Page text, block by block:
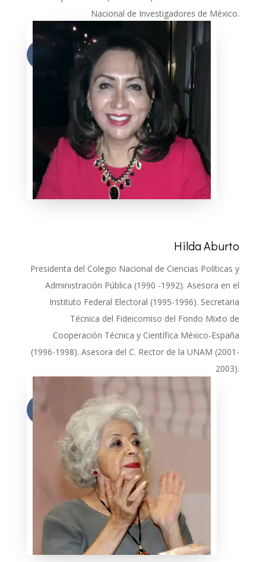
Nacional de Investigadores de México.
Hilda Aburto
Presidenta del Colegio Nacional de Ciencias Políticas y
Administración Pública (1990 -1992). Asesora en el
Instituto Federal Electoral (1995-1996). Secretaria
Técnica del Fideicomiso del Fondo Mixto de
Cooperación Técnica y Científica México-España
(1996-1998). Asesora del C. Rector de la UNAM (2001-
2003).
Más